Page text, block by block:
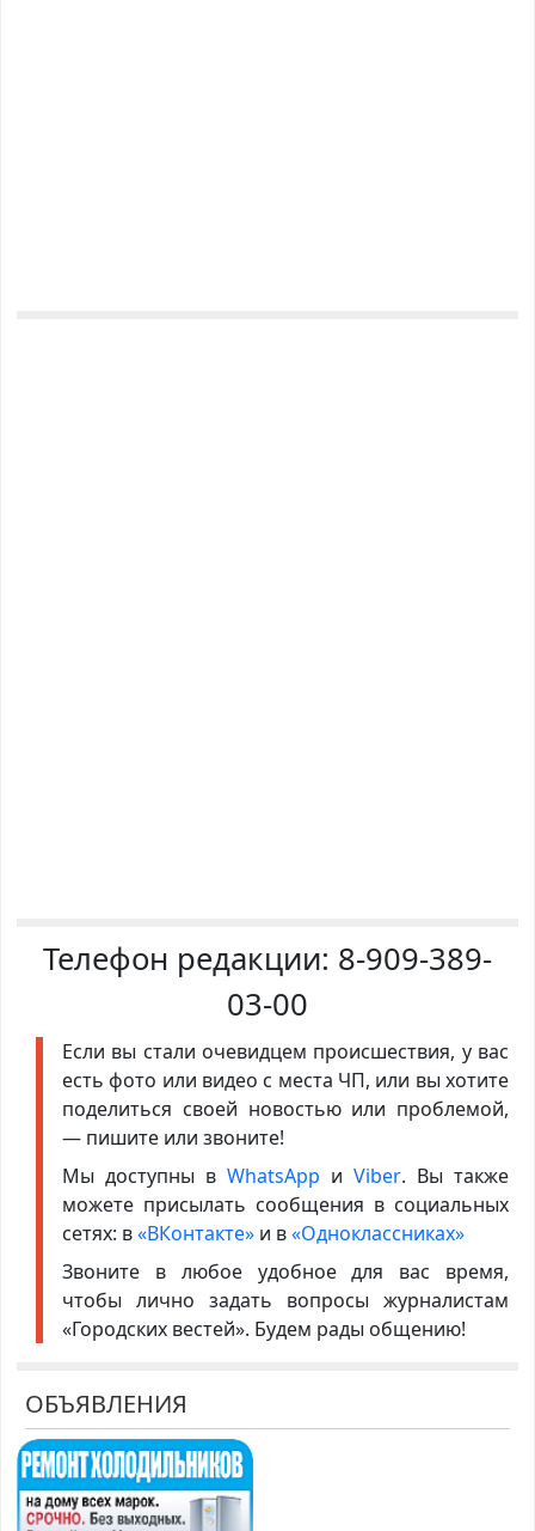
Телефон редакции: 8-909-389-
03-00
Если вы стали очевидцем происшествия, у вас
есть фото или видео с места ЧП, или вы хотите
поделиться своей новостью или проблемой,
— пишите или звоните!
Мы доступны в WhatsApp иViber. Вы также
можете присылать сообщения в социальных
сетях: в«ВКонтакте»и в«Одноклассниках»
Звоните в любое удобное для вас время,
чтобы лично задать вопросы журналистам
«Городских вестей». Будем рады общению!
ОБЪЯВЛЕНИЯ